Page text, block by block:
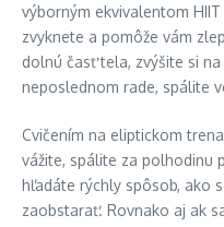
výborným ekvivalentom
zvyknete a pomôže vám
dolnú časť tela, zvýšite si
neposlednom rade, spálite
Cvičením na eliptickom
vážite, spálite za polhodinu
hľadáte rýchly spôsob, ako
zaobstarať. Rovnako aj ak